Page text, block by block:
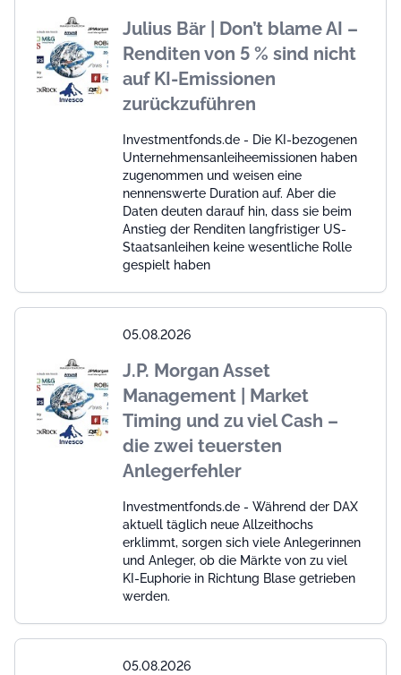
Julius Bär | Don’t blame AI –
Renditen von 5 % sind nicht
auf KI-Emissionen
zurückzuführen
Investmentfonds.de - Die KI-bezogenen
Unternehmensanleiheemissionen haben
zugenommen und weisen eine
nennenswerte Duration auf. Aber die
Daten deuten darauf hin, dass sie beim
Anstieg der Renditen langfristiger US-
Staatsanleihen keine wesentliche Rolle
gespielt haben
05.08.2026
J.P. Morgan Asset
Management | Market
Timing und zu viel Cash –
die zwei teuersten
Anlegerfehler
Investmentfonds.de - Während der DAX
aktuell täglich neue Allzeithochs
erklimmt, sorgen sich viele Anlegerinnen
und Anleger, ob die Märkte von zu viel
KI-Euphorie in Richtung Blase getrieben
werden.
05.08.2026